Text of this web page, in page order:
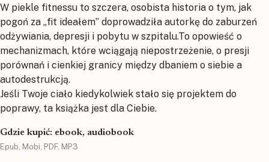
W piekle fitnessu to szczera, osobista historia o tym, jak
pogoń za „fit ideałem” doprowadziła autorkę do zaburzeń
odżywiania, depresji i pobytu w szpitalu.To opowieść o
mechanizmach, które wciągają niepostrzeżenie, o presji
porównań i cienkiej granicy między dbaniem o siebie a
autodestrukcją.
Jeśli Twoje ciało kiedykolwiek stało się projektem do
poprawy, ta książka jest dla Ciebie.
Gdzie kupić: ebook, audiobook
Epub, Mobi, PDF, MP3